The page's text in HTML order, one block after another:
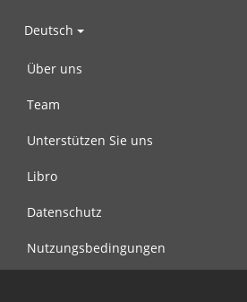
Deutsch
Über uns
Team
Unterstützen Sie uns
Libro
Datenschutz
Nutzungsbedingungen